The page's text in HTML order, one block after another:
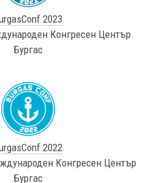
2023
Конгресен Център
Бургас
2022
Конгресен Център
Бургас